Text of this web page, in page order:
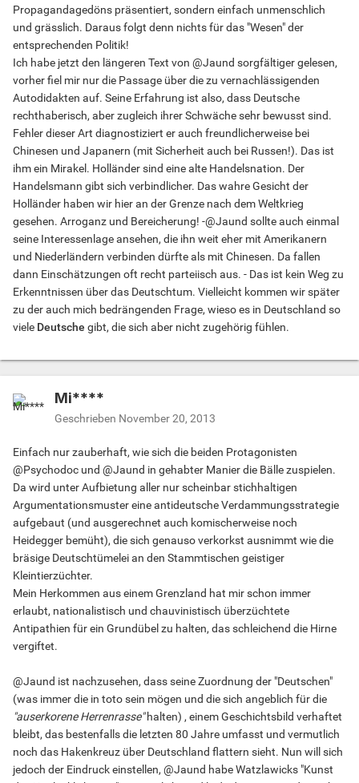
Propagandagedöns präsentiert, sondern einfach unmenschlich
und grässlich. Daraus folgt denn nichts für das "Wesen" der
entsprechenden Politik!
Ich habe jetzt den längeren Text von @Jaund sorgfältiger gelesen,
vorher fiel mir nur die Passage über die zu vernachlässigenden
Autodidakten auf. Seine Erfahrung ist also, dass Deutsche
rechthaberisch, aber zugleich ihrer Schwäche sehr bewusst sind.
Fehler dieser Art diagnostiziert er auch freundlicherweise bei
Chinesen und Japanern (mit Sicherheit auch bei Russen!). Das ist
ihm ein Mirakel. Holländer sind eine alte Handelsnation. Der
Handelsmann gibt sich verbindlicher. Das wahre Gesicht der
Holländer haben wir hier an der Grenze nach dem Weltkrieg
gesehen. Arroganz und Bereicherung! -@Jaund sollte auch einmal
seine Interessenlage ansehen, die ihn weit eher mit Amerikanern
und Niederländern verbinden dürfte als mit Chinesen. Da fallen
dann Einschätzungen oft recht parteiisch aus. - Das ist kein Weg zu
Erkenntnissen über das Deutschtum. Vielleicht kommen wir später
zu der auch mich bedrängenden Frage, wieso es in Deutschland so
viele Deutsche gibt, die sich aber nicht zugehörig fühlen.
Mi****
Geschrieben November 20, 2013
Einfach nur zauberhaft, wie sich die beiden Protagonisten
@Psychodoc und @Jaund in gehabter Manier die Bälle zuspielen.
Da wird unter Aufbietung aller nur scheinbar stichhaltigen
Argumentationsmuster eine antideutsche Verdammungsstrategie
aufgebaut (und ausgerechnet auch komischerweise noch
Heidegger bemüht), die sich genauso verkorkst ausnimmt wie die
bräsige Deutschtümelei an den Stammtischen geistiger
Kleintierzüchter.
Mein Herkommen aus einem Grenzland hat mir schon immer
erlaubt, nationalistisch und chauvinistisch überzüchtete
Antipathien für ein Grundübel zu halten, das schleichend die Hirne
vergiftet.
@Jaund ist nachzusehen, dass seine Zuordnung der "Deutschen"
(was immer die in toto sein mögen und die sich angeblich für die
"auserkorene Herrenrasse"halten) , einem Geschichtsbild verhaftet
bleibt, das bestenfalls die letzten 80 Jahre umfasst und vermutlich
noch das Hakenkreuz über Deutschland flattern sieht. Nun will sich
jedoch der Eindruck einstellen, @Jaund habe Watzlawicks "Kunst